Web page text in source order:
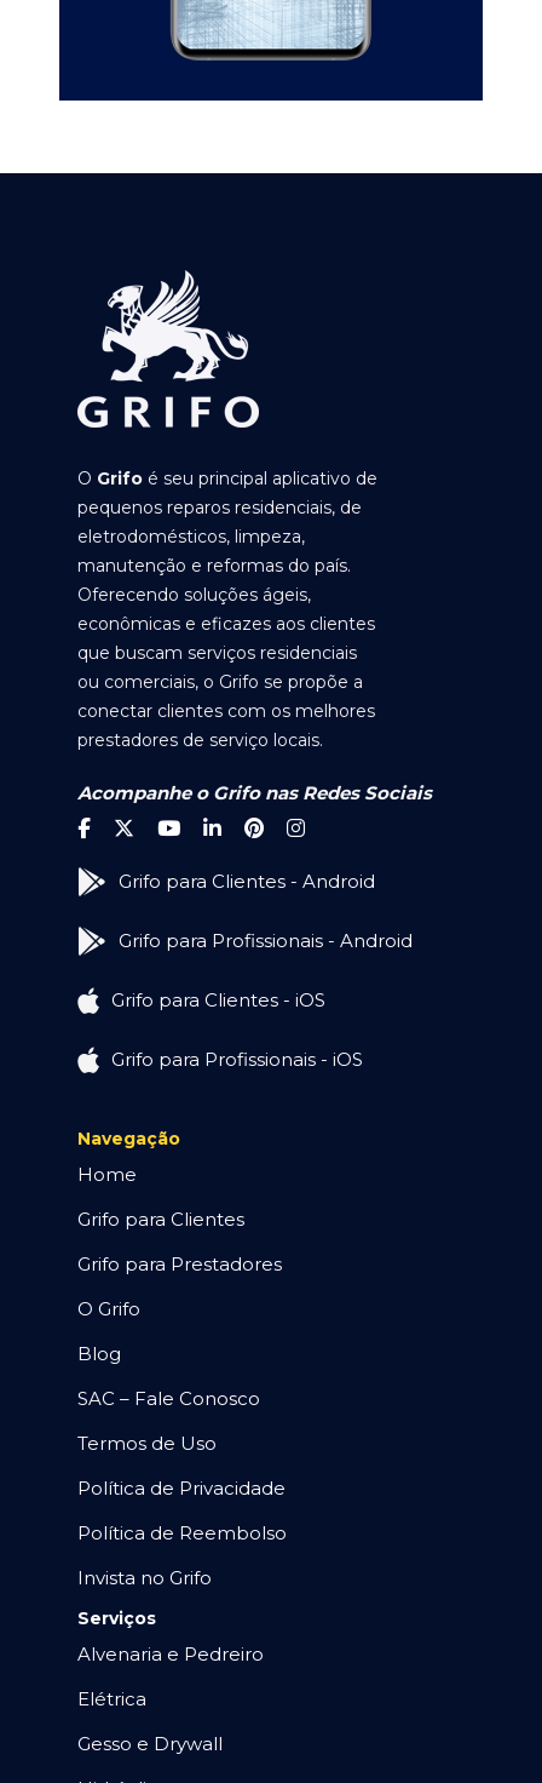
O Grifo é seu principal aplicativo de
pequenos reparos residenciais, de
eletrodomésticos, limpeza,
manutenção e reformas do país.
Oferecendo soluções ágeis,
econômicas e eficazes aos clientes
que buscam serviços residenciais
ou comerciais, o Grifo se propõe a
conectar clientes com os melhores
prestadores de serviço locais.
Acompanhe o Grifo nas Redes Sociais
Grifo para Clientes - Android
Grifo para Profissionais - Android
Grifo para Clientes - iOS
Grifo para Profissionais - iOS
Navegação
Home
Grifo para Clientes
Grifo para Prestadores
O Grifo
Blog
SAC – Fale Conosco
Termos de Uso
Política de Privacidade
Política de Reembolso
Invista no Grifo
Serviços
Alvenaria e Pedreiro
Elétrica
Gesso e Drywall